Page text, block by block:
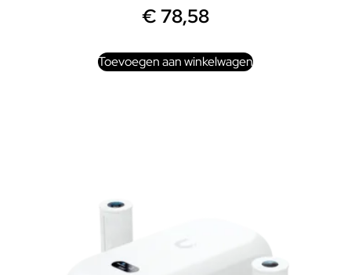
€ 78,58
Toevoegen aan winkelwagen